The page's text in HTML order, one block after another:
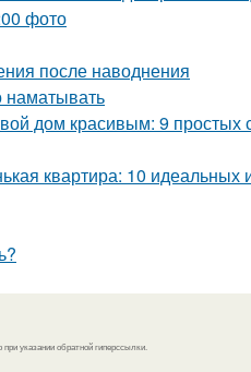
фото
после наводнения
наматывать
дом красивым: 9 простых
квартира: 10 идеальных
указании обратной гиперссылки.